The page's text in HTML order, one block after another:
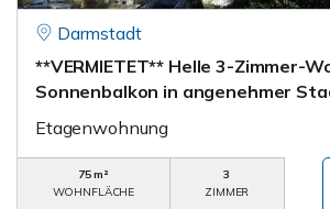
Darmstadt
**VERMIETET** Helle 3-Zimmer-
Sonnenbalkon in angenehmer
Etagenwohnung
75 m²
WOHNFLÄCHE
3
ZIMMER